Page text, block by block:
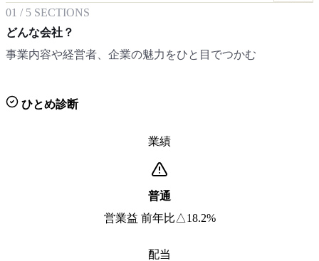
01 / 5 SECTIONS
どんな会社？
事業内容や経営者、企業の魅力をひと目でつかむ
ひとめ診断
業績
普通
営業益 前年比△18.2%
配当